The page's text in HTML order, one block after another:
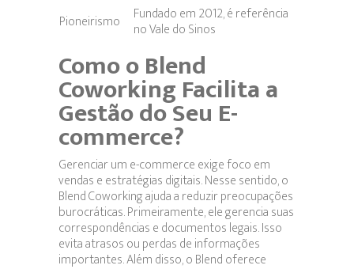
Pioneirismo
Fundado em 2012, é referência
no Vale do Sinos
Como o Blend
Coworking Facilita a
Gestão do Seu E-
commerce?
Gerenciar um e-commerce exige foco em
vendas e estratégias digitais. Nesse sentido, o
Blend Coworking ajuda a reduzir preocupações
burocráticas. Primeiramente, ele gerencia suas
correspondências e documentos legais. Isso
evita atrasos ou perdas de informações
importantes. Além disso, o Blend oferece